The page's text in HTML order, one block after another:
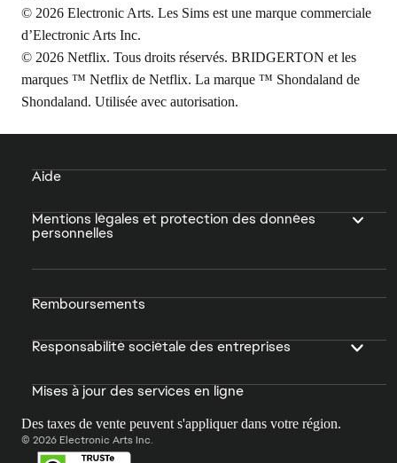
© 2026 Electronic Arts. Les Sims est une marque commerciale
d’Electronic Arts Inc.
© 2026 Netflix. Tous droits réservés. BRIDGERTON et les
marques ™ Netflix de Netflix. La marque ™ Shondaland de
Shondaland. Utilisée avec autorisation.
Aide
Mentions légales et protection des données
personnelles
Remboursements
Responsabilité sociétale des entreprises
Mises à jour des services en ligne
Des taxes de vente peuvent s'appliquer dans votre région.
© 2026 Electronic Arts Inc.